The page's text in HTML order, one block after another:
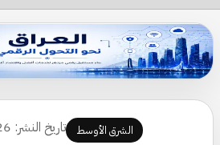
الشرق الأوسط تاريخ النشر: 2026/04/26